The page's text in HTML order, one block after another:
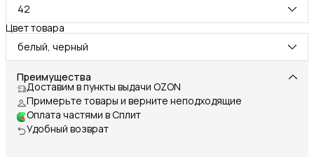
42
Цвет товара
белый, черный
Преимущества
Доставим в пункты выдачи OZON
Примерьте товары и верните неподходящие
Оплата частями в Сплит
Удобный возврат